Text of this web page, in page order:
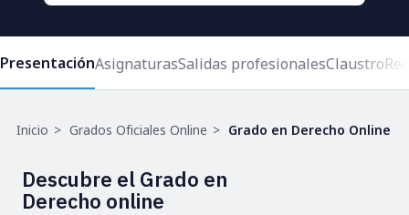
PresentaciónAsignaturasSalidas profesionalesClaustro
Ruta
navegación
Inicio Grados Oficiales Online Grado en Derecho Online
Descubre el Grado en
Derecho online